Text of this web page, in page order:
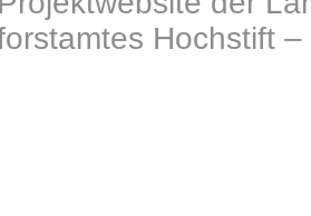
Hochstift –